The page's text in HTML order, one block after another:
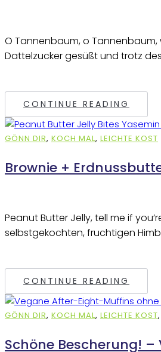
O Tannenbaum, o Tannenbaum,
Dattelzucker gesüßt und trotz
CONTINUE READING
GÖNN DIR, KOCH MAL, LEICHTE KOST
Brownie +
Peanut Butter Jelly, tell me if
selbstgekochten, fruchtigen
CONTINUE READING
GÖNN DIR, KOCH MAL, LEICHTE KOST,
Schöne Bescherung!